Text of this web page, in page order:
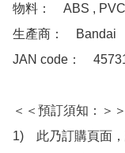
物料：　ABS , PVC
生產商：　Bandai
JAN code：　
＜＜預訂須知：＞＞
1)　此乃訂購頁面